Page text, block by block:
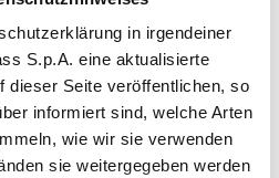
in irgendeiner
S.p.A. eine aktualisierte
dieser Seite veröffentlichen, so
informiert sind, welche Arten
wie wir sie verwenden
sie weitergegeben werden